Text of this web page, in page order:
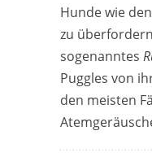
Hunde wie
zu
sogenanntes
Puggles von
den meisten